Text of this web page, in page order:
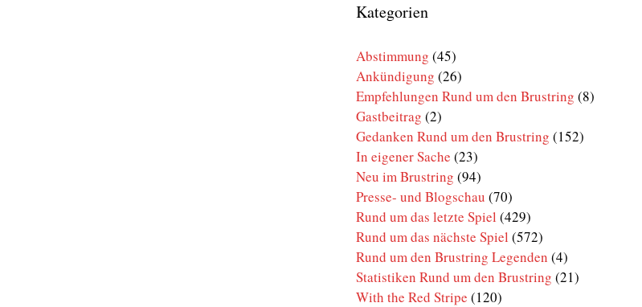
den
Brustring
Kategorien
Abstimmung (45)
Ankündigung (26)
Empfehlungen Rund um den Brustring (8)
Gastbeitrag (2)
Gedanken Rund um den Brustring (152)
In eigener Sache (23)
Neu im Brustring (94)
Presse- und Blogschau (70)
Rund um das letzte Spiel (429)
Rund um das nächste Spiel (572)
Rund um den Brustring Legenden (4)
Statistiken Rund um den Brustring (21)
With the Red Stripe (120)